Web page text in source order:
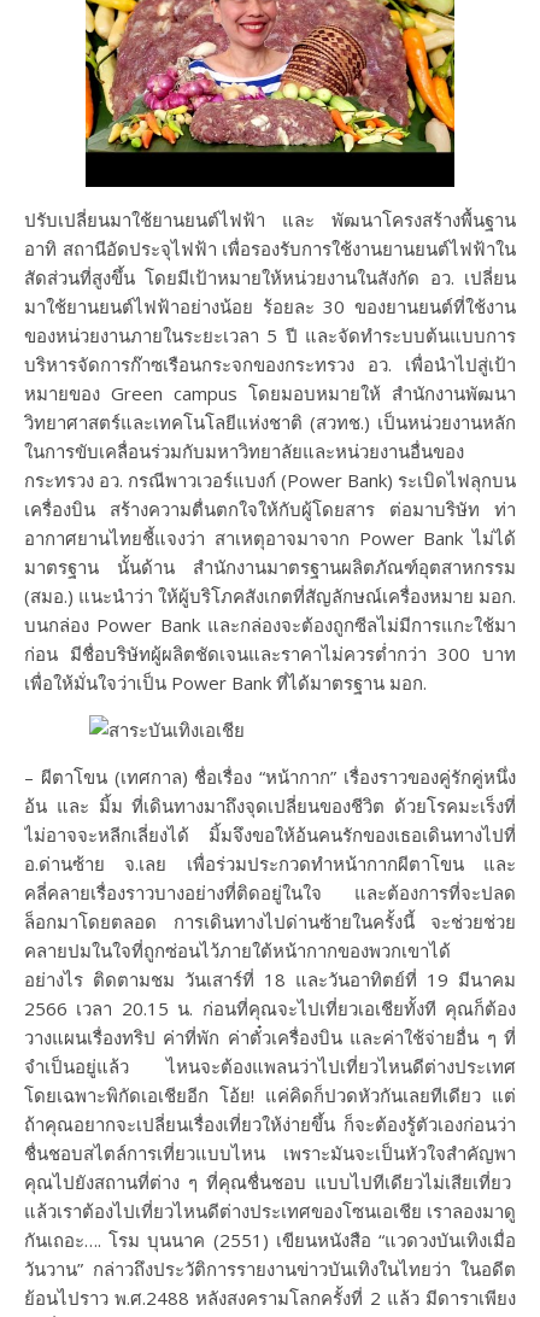
ปรับเปลี่ยนมาใช้ยานยนต์ไฟฟ้า และ พัฒนาโครงสร้างพื้นฐาน
อาทิ สถานีอัดประจุไฟฟ้า เพื่อรองรับการใช้งานยานยนต์ไฟฟ้าใน
สัดส่วนที่สูงขึ้น โดยมีเป้าหมายให้หน่วยงานในสังกัด อว. เปลี่ยน
มาใช้ยานยนต์ไฟฟ้าอย่างน้อย ร้อยละ 30 ของยานยนต์ที่ใช้งาน
ของหน่วยงานภายในระยะเวลา 5 ปี และจัดทำระบบต้นแบบการ
บริหารจัดการก๊าซเรือนกระจกของกระทรวง อว. เพื่อนำไปสู่เป้า
หมายของ Green campus โดยมอบหมายให้ สำนักงานพัฒนา
วิทยาศาสตร์และเทคโนโลยีแห่งชาติ (สวทช.) เป็นหน่วยงานหลัก
ในการขับเคลื่อนร่วมกับมหาวิทยาลัยและหน่วยงานอื่นของ
กระทรวง อว. กรณีพาวเวอร์แบงก์ (Power Bank) ระเบิดไฟลุกบน
เครื่องบิน สร้างความตื่นตกใจให้กับผู้โดยสาร ต่อมาบริษัท ท่า
อากาศยานไทยชี้แจงว่า สาเหตุอาจมาจาก Power Bank ไม่ได้
มาตรฐาน นั้นด้าน สำนักงานมาตรฐานผลิตภัณฑ์อุตสาหกรรม
(สมอ.) แนะนำว่า ให้ผู้บริโภคสังเกตที่สัญลักษณ์เครื่องหมาย มอก.
บนกล่อง Power Bank และกล่องจะต้องถูกซีลไม่มีการแกะใช้มา
ก่อน มีชื่อบริษัทผู้ผลิตชัดเจนและราคาไม่ควรต่ำกว่า 300 บาท
เพื่อให้มั่นใจว่าเป็น Power Bank ที่ได้มาตรฐาน มอก.
– ผีตาโขน (เทศกาล) ชื่อเรื่อง “หน้ากาก” เรื่องราวของคู่รักคู่หนึ่ง
อ้น และ มิ้ม ที่เดินทางมาถึงจุดเปลี่ยนของชีวิต ด้วยโรคมะเร็งที่
ไม่อาจจะหลีกเลี่ยงได้ มิ้มจึงขอให้อ้นคนรักของเธอเดินทางไปที่
อ.ด่านซ้าย จ.เลย เพื่อร่วมประกวดทำหน้ากากผีตาโขน และ
คลี่คลายเรื่องราวบางอย่างที่ติดอยู่ในใจ และต้องการที่จะปลด
ล็อกมาโดยตลอด การเดินทางไปด่านซ้ายในครั้งนี้ จะช่วยช่วย
คลายปมในใจที่ถูกซ่อนไว้ภายใต้หน้ากากของพวกเขาได้
อย่างไร ติดตามชม วันเสาร์ที่ 18 และวันอาทิตย์ที่ 19 มีนาคม
2566 เวลา 20.15 น. ก่อนที่คุณจะไปเที่ยวเอเชียทั้งที คุณก็ต้อง
วางแผนเรื่องทริป ค่าที่พัก ค่าตั๋วเครื่องบิน และค่าใช้จ่ายอื่น ๆ ที่
จำเป็นอยู่แล้ว ไหนจะต้องแพลนว่าไปเที่ยวไหนดีต่างประเทศ
โดยเฉพาะพิกัดเอเชียอีก โอ้ย! แค่คิดก็ปวดหัวกันเลยทีเดียว แต่
ถ้าคุณอยากจะเปลี่ยนเรื่องเที่ยวให้ง่ายขึ้น ก็จะต้องรู้ตัวเองก่อนว่า
ชื่นชอบสไตล์การเที่ยวแบบไหน เพราะมันจะเป็นหัวใจสำคัญพา
คุณไปยังสถานที่ต่าง ๆ ที่คุณชื่นชอบ แบบไปทีเดียวไม่เสียเที่ยว
แล้วเราต้องไปเที่ยวไหนดีต่างประเทศของโซนเอเชีย เราลองมาดู
กันเถอะ…. โรม บุนนาค (2551) เขียนหนังสือ “แวดวงบันเทิงเมื่อ
วันวาน” กล่าวถึงประวัติการรายงานข่าวบันเทิงในไทยว่า ในอดีต
ย้อนไปราว พ.ศ.2488 หลังสงครามโลกครั้งที่ 2 แล้ว มีดาราเพียง